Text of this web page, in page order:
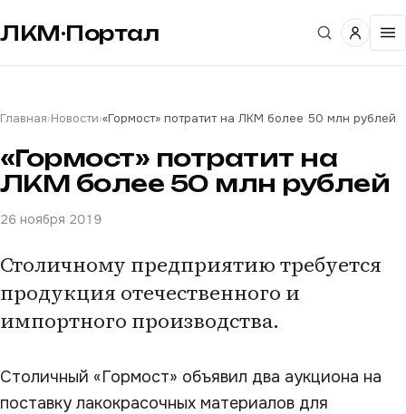
ЛКМ·Портал
Главная›Новости›«Гормост» потратит на ЛКМ более 50 млн рублей
«Гормост» потратит на
ЛКМ более 50 млн рублей
26 ноября 2019
Столичному предприятию требуется
продукция отечественного и
импортного производства.
Столичный «Гормост» объявил два аукциона на
поставку лакокрасочных материалов для